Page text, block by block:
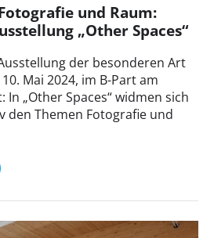
und Raum:
„Other Spaces“
der besonderen Art
Mai 2024, im B-Part am
„Other Spaces“ widmen sich
den Themen Fotografie und